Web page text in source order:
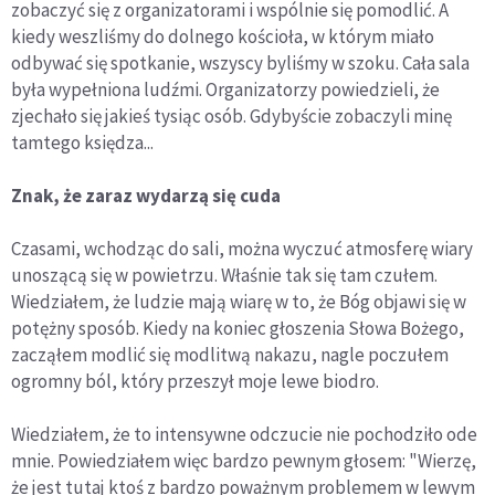
zobaczyć się z organizatorami i wspólnie się pomodlić. A
kiedy weszliśmy do dolnego kościoła, w którym miało
odbywać się spotkanie, wszyscy byliśmy w szoku. Cała sala
była wypełniona ludźmi. Organizatorzy powiedzieli, że
zjechało się jakieś tysiąc osób. Gdybyście zobaczyli minę
tamtego księdza...
Znak, że zaraz wydarzą się cuda
Czasami, wchodząc do sali, można wyczuć atmosferę wiary
unoszącą się w powietrzu. Właśnie tak się tam czułem.
Wiedziałem, że ludzie mają wiarę w to, że Bóg objawi się w
potężny sposób. Kiedy na koniec głoszenia Słowa Bożego,
zacząłem modlić się modlitwą nakazu, nagle poczułem
ogromny ból, który przeszył moje lewe biodro.
Wiedziałem, że to intensywne odczucie nie pochodziło ode
mnie. Powiedziałem więc bardzo pewnym głosem: "Wierzę,
że jest tutaj ktoś z bardzo poważnym problemem w lewym